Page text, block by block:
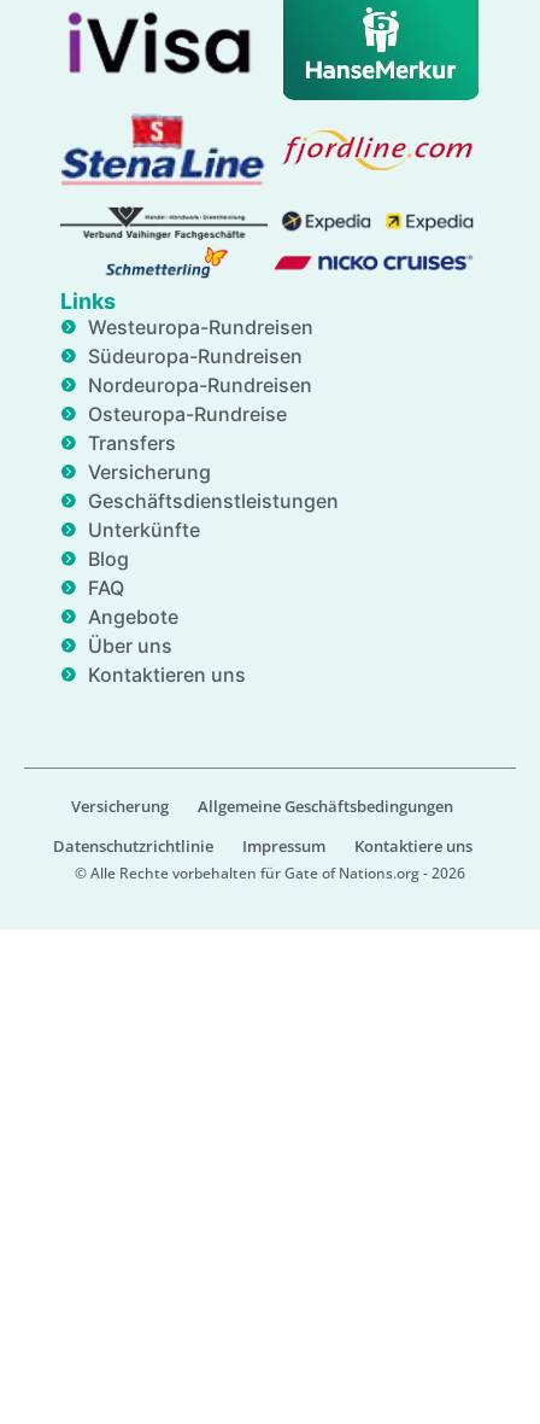
Links
Westeuropa-Rundreisen
Südeuropa-Rundreisen
Nordeuropa-Rundreisen
Osteuropa-Rundreise
Transfers
Versicherung
Geschäftsdienstleistungen
Unterkünfte
Blog
FAQ
Angebote
Über uns
Kontaktieren uns
Versicherung
Allgemeine Geschäftsbedingungen
Datenschutzrichtlinie
Impressum Kontaktiere uns
© Alle Rechte vorbehalten für Gate of Nations.org - 2026